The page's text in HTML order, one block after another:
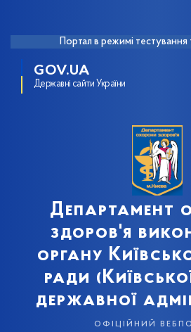
Портал в режимі тестування
GOV.UA
Державні сайти України
Департамент
здоров'я
органу
ради
державної
офіційний